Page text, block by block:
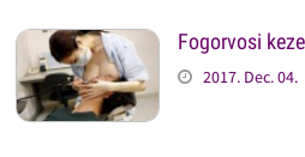
Fogorvosi
2017. Dec. 04.